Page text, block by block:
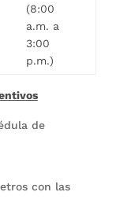
(8:00
a.m. a
3:00
p.m.)
de
con las